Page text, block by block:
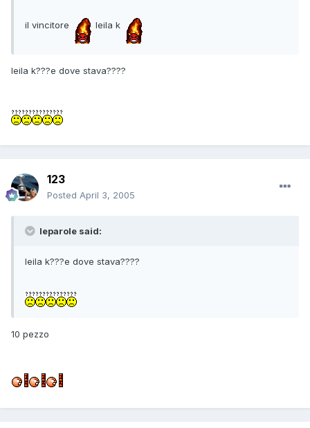
il vincitore leila k
leila k???e dove stava????
123
Posted April 3, 2005
leparole said:
leila k???e dove stava????
10 pezzo